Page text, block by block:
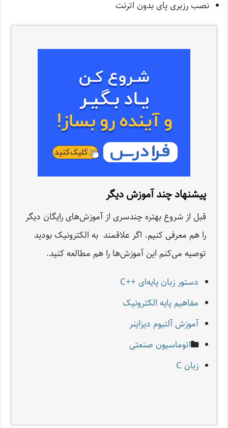
نصب رزبری پای بدون اترنت
پیشنهاد چند آموزش‌ دیگر
قبل از شروع بهتره چندسری از آموزش‌های رایگان دیگر
را هم معرفی کنیم. اگر علاقمند به الکترونیک بودید
توصیه می‌کنم این‌ آموزش‌ها را هم مطالعه کنید.
دستور زبان پایه‌ای ++C
مفاهیم پایه الکترونیک
آموزش آلتیوم دیزاینر
اتوماسیون صنعتی
زبان C